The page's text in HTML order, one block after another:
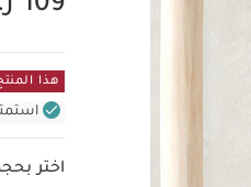
هذا
اختر